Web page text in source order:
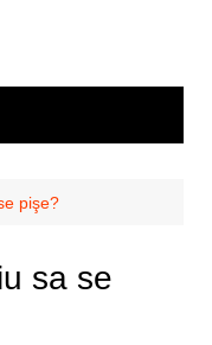
pişe?
sa se